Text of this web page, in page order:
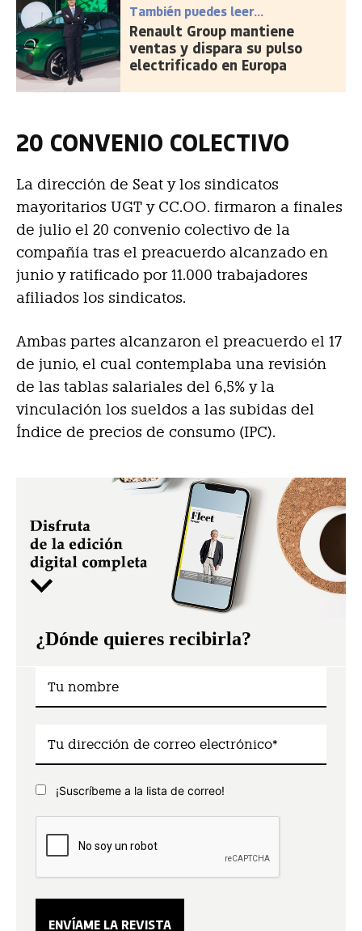
También puedes leer...
Renault Group mantiene
ventas y dispara su pulso
electrificado en Europa
20 CONVENIO COLECTIVO
La dirección de Seat y los sindicatos
mayoritarios UGT y CC.OO. firmaron a finales
de julio el 20 convenio colectivo de la
compañía tras el preacuerdo alcanzado en
junio y ratificado por 11.000 trabajadores
afiliados los sindicatos.
Ambas partes alcanzaron el preacuerdo el 17
de junio, el cual contemplaba una revisión
de las tablas salariales del 6,5% y la
vinculación los sueldos a las subidas del
Índice de precios de consumo (IPC).
¿Dónde quieres recibirla?
¡Suscríbeme a la lista de correo!